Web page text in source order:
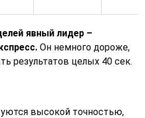
явный лидер –
Он немного дороже,
результатов целых 40 сек.
высокой точностью,